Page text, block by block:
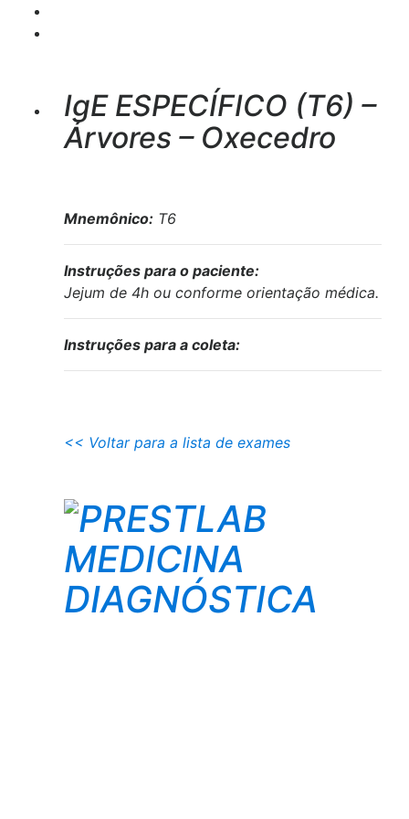
IgE ESPECÍFICO (T6) –
Árvores – Oxecedro
Mnemônico: T6
Instruções para o paciente:
Jejum de 4h ou conforme orientação médica.
Instruções para a coleta:
<< Voltar para a lista de exames